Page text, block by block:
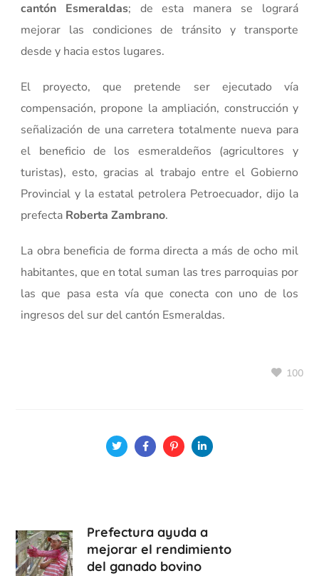
cantón Esmeraldas; de esta manera se logrará
mejorar las condiciones de tránsito y transporte
desde y hacia estos lugares.
El proyecto, que pretende ser ejecutado vía
compensación, propone la ampliación, construcción y
señalización de una carretera totalmente nueva para
el beneficio de los esmeraldeños (agricultores y
turistas), esto, gracias al trabajo entre el Gobierno
Provincial y la estatal petrolera Petroecuador, dijo la
prefecta Roberta Zambrano.
La obra beneficia de forma directa a más de ocho mil
habitantes, que en total suman las tres parroquias por
las que pasa esta vía que conecta con uno de los
ingresos del sur del cantón Esmeraldas.
100
Prefectura ayuda a
mejorar el rendimiento
del ganado bovino